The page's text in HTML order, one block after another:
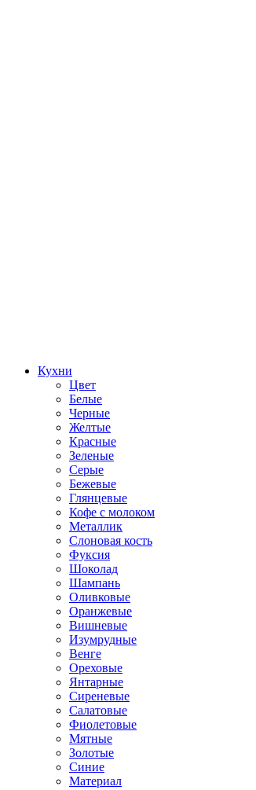
Кухни
Цвет
Белые
Черные
Желтые
Красные
Зеленые
Серые
Бежевые
Глянцевые
Кофе с молоком
Металлик
Слоновая кость
Фуксия
Шоколад
Шампань
Оливковые
Оранжевые
Вишневые
Изумрудные
Венге
Ореховые
Янтарные
Сиреневые
Салатовые
Фиолетовые
Мятные
Золотые
Синие
Материал